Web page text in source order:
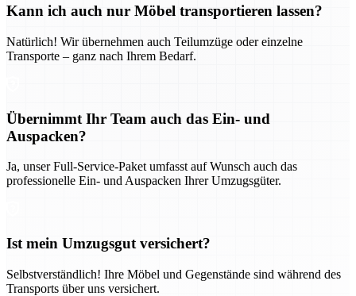
Kann ich auch nur Möbel transportieren lassen?
Natürlich! Wir übernehmen auch Teilumzüge oder einzelne
Transporte – ganz nach Ihrem Bedarf.
Übernimmt Ihr Team auch das Ein- und
Auspacken?
Ja, unser Full-Service-Paket umfasst auf Wunsch auch das
professionelle Ein- und Auspacken Ihrer Umzugsgüter.
Ist mein Umzugsgut versichert?
Selbstverständlich! Ihre Möbel und Gegenstände sind während des
Transports über uns versichert.